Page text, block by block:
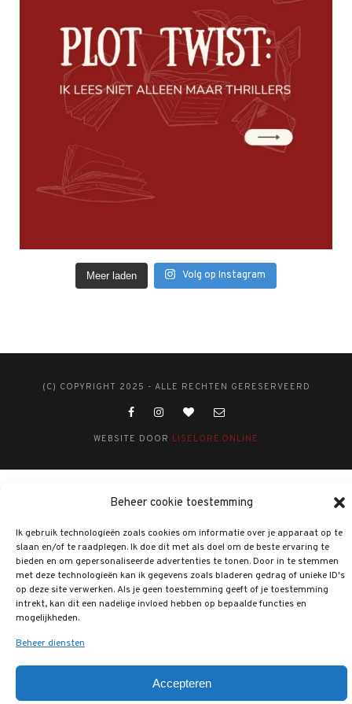
Beheer cookie toestemming
Ik gebruik technologieën zoals cookies om informatie over je apparaat op te
slaan en/of te raadplegen. Ik doe dit met als doel om de beste ervaring te
bieden en om gepersonaliseerde advertenties te tonen. Door in te stemmen
met deze technologieën kan ik gegevens zoals bladeren gedrag of unieke ID's
op deze site verwerken. Als je geen toestemming geeft of je toestemming
intrekt, kan dit een nadelige invloed hebben op bepaalde functies en
mogelijkheden.
Beheer diensten
Accepteren
Meer laden Volg op Instagram
(C) COPYRIGHT 2025 - ALLE RECHTEN GERESERVEERD
WEBSITE DOOR LISELORE.ONLINE